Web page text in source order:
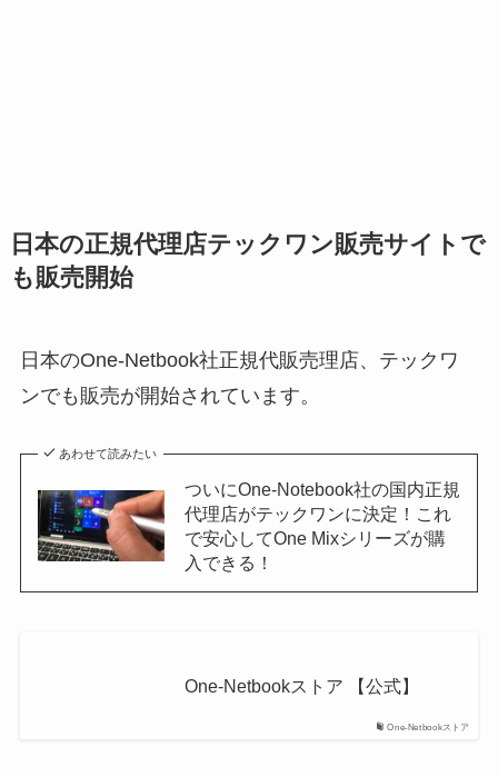
日本の正規代理店テックワン販売サイトで
も販売開始
日本のOne-Netbook社正規代販売理店、テックワ
ンでも販売が開始されています。
あわせて読みたい
ついにOne-Notebook社の国内正規
代理店がテックワンに決定！これ
で安心してOne Mixシリーズが購
入できる！
One-Netbookストア
One-Netbookストア 【公式】